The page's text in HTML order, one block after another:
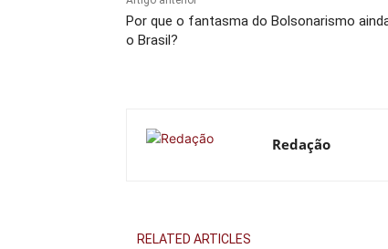
Por que o fantasma do Bolsonarismo
o Brasil?
Redação
RELATED ARTICLES